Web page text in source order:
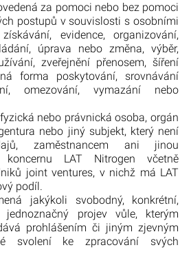
za pomoci nebo bez pomoci
postupů v souvislosti s osobními
evidence, organizování,
úprava nebo změna, výběr,
zveřejnění přenosem, šíření
forma poskytování, srovnávání
omezování, vymazání nebo
fyzická nebo právnická osoba, orgán
nebo jiný subjekt, který není
zaměstnancem ani jinou
LAT Nitrogen včetně
joint ventures, v nichž má LAT
podíl.
jakýkoli svobodný, konkrétní,
projev vůle, kterým
prohlášením či jiným zjevným
svolení ke zpracování svých